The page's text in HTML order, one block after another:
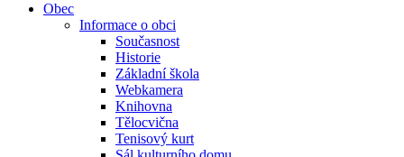
Obec
Informace o obci
Současnost
Historie
Základní škola
Webkamera
Knihovna
Tělocvična
Tenisový kurt